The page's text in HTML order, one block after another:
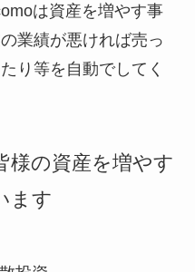
は資産を増やす事
業績が悪ければ売っ
り等を自動でしてく
様の資産を増やす
ます